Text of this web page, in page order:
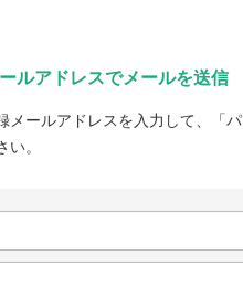
ルアドレスでメールを送信
メールアドレスを入力して、「
。